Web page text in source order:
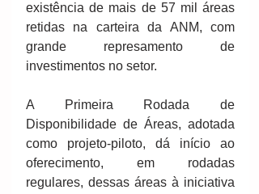
existência de mais de 57 mil áreas
retidas na carteira da ANM, com
grande represamento de
investimentos no setor.
A Primeira Rodada de
Disponibilidade de Áreas, adotada
como projeto-piloto, dá início ao
oferecimento, em rodadas
regulares, dessas áreas à iniciativa